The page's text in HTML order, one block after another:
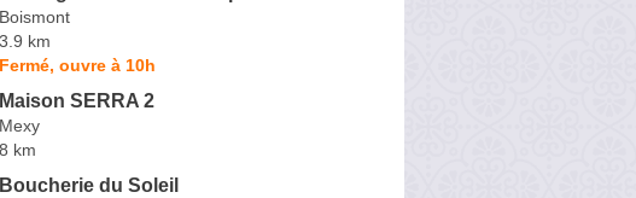
Boismont
3.9 km
Fermé, ouvre à 10h
Maison SERRA 2
Mexy
8 km
Boucherie du Soleil